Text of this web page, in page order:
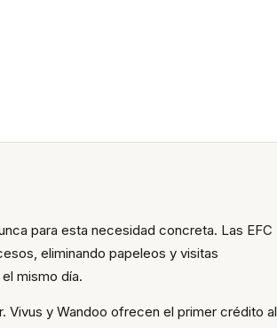
para esta necesidad concreta. Las EFC
eliminando papeleos y visitas
mismo día.
Vivus y Wandoo ofrecen el primer crédito al